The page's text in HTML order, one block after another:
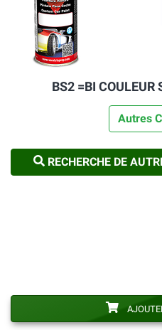
BS2 =BI COULEUR
Autres
RECHERCHE DE